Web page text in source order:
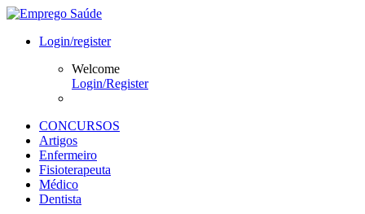
Login/register
Welcome
Login/Register
CONCURSOS
Artigos
Enfermeiro
Fisioterapeuta
Médico
Dentista